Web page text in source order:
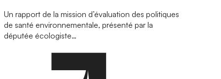
Un rapport de la mission d’évaluation des politiques
de santé environnementale, présenté par la
députée écologiste…